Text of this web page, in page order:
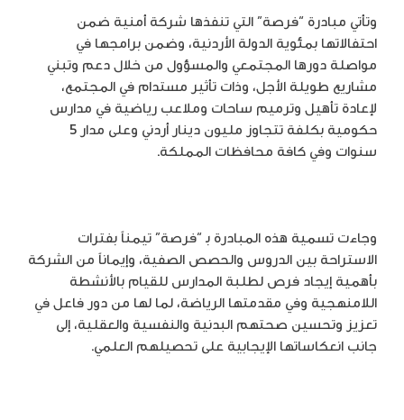
وتأتي مبادرة “فرصة” التي تنفذها شركة أمنية ضمن
احتفالاتها بمئوية الدولة الأردنية، وضمن برامجها في
مواصلة دورها المجتمعي والمسؤول من خلال دعم وتبني
مشاريع طويلة الأجل، وذات تأثير مستدام في المجتمع،
لإعادة تأهيل وترميم ساحات وملاعب رياضية في مدارس
حكومية بكلفة تتجاوز مليون دينار أردني وعلى مدار 5
سنوات وفي كافة محافظات المملكة.
وجاءت تسمية هذه المبادرة بـ “فرصة” تيمناً بفترات
الاستراحة بين الدروس والحصص الصفية، وإيماناً من الشركة
بأهمية إيجاد فرص لطلبة المدارس للقيام بالأنشطة
اللامنهجية وفي مقدمتها الرياضة، لما لها من دور فاعل في
تعزيز وتحسين صحتهم البدنية والنفسية والعقلية، إلى
جانب انعكاساتها الإيجابية على تحصيلهم العلمي.